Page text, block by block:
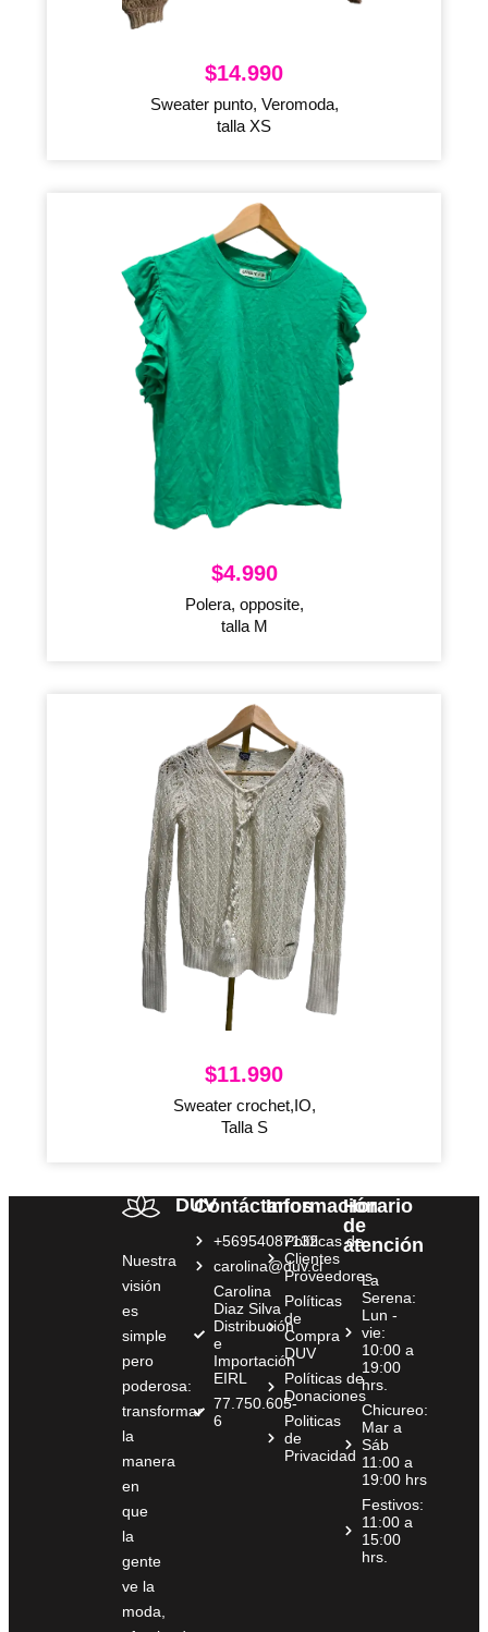
$14.990
Sweater punto, Veromoda,
talla XS
$4.990
Polera, opposite,
talla M
$11.990
Sweater crochet,IO,
Talla S
DUV
Nuestra
visión
es
simple
pero
poderosa:
transformar
la
manera
en
que
la
gente
ve la
moda,
Contáctanos
+56954087132
carolina@duv.cl
Carolina
Diaz Silva
Distribución
e
Importación
EIRL
77.750.605-
6
Información
Políticas de
Clientes
Proveedores
Políticas
de
Compra
DUV
Políticas de
Donaciones
Politicas
de
Privacidad
Horario
de
atención
La
Serena:
Lun -
vie:
10:00 a
19:00
hrs.
Chicureo:
Mar a
Sáb
11:00 a
19:00 hrs
Festivos:
11:00 a
15:00
hrs.